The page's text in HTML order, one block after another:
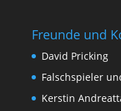
Freunde und
David Pricking
Falschspieler
Kerstin